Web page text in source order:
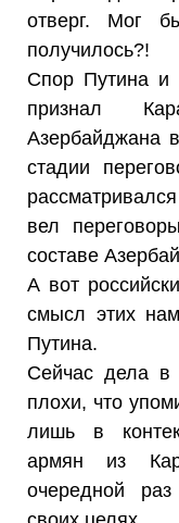
отверг. Мог
получилось?!
Спор Путина и
признал
Азербайджана
стадии
вел
составе
А вот
смысл этих
Путина.
Сейчас дела в
плохи, что
лишь в
армян из
очередной